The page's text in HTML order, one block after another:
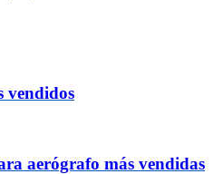
vendidos
aerógrafo más vendidas